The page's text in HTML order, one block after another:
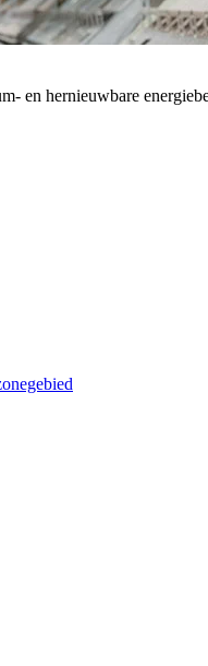
en hernieuwbare